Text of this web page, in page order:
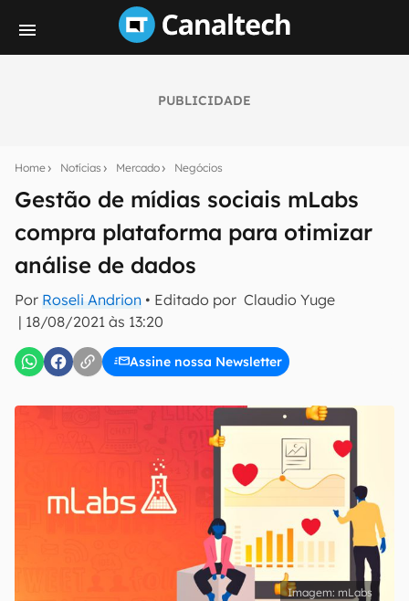
PUBLICIDADE
Home Notícias Mercado Negócios
Gestão de mídias sociais mLabs
compra plataforma para otimizar
análise de dados
Por Roseli Andrion • Editado por Claudio Yuge
| 18/08/2021 às 13:20
Assine nossa Newsletter
notícias e reviews sobre tecnologia em primeira
mão.
E-mail
inscreva-se
Confirmo que li, aceito e concordo com os Termos de
Uso e Política de Privacidade do Canaltech.
mLabs